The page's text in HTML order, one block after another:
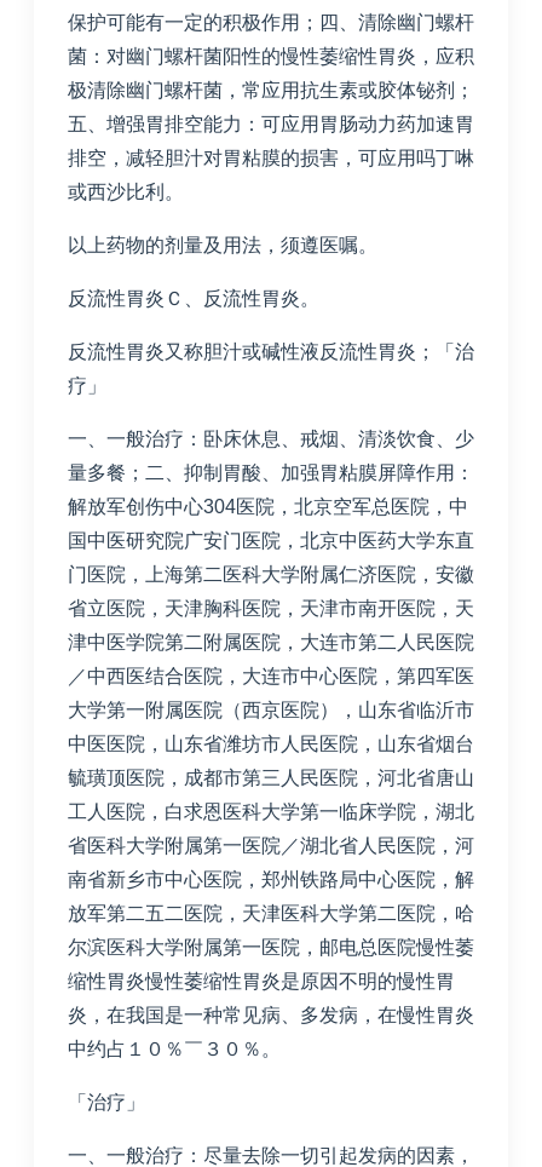
保护可能有一定的积极作用；四、清除幽门螺杆
菌：对幽门螺杆菌阳性的慢性萎缩性胃炎，应积
极清除幽门螺杆菌，常应用抗生素或胶体铋剂；
五、增强胃排空能力：可应用胃肠动力药加速胃
排空，减轻胆汁对胃粘膜的损害，可应用吗丁啉
或西沙比利。
以上药物的剂量及用法，须遵医嘱。
反流性胃炎Ｃ、反流性胃炎。
反流性胃炎又称胆汁或碱性液反流性胃炎；「治
疗」
一、一般治疗：卧床休息、戒烟、清淡饮食、少
量多餐；二、抑制胃酸、加强胃粘膜屏障作用：
解放军创伤中心304医院，北京空军总医院，中
国中医研究院广安门医院，北京中医药大学东直
门医院，上海第二医科大学附属仁济医院，安徽
省立医院，天津胸科医院，天津市南开医院，天
津中医学院第二附属医院，大连市第二人民医院
／中西医结合医院，大连市中心医院，第四军医
大学第一附属医院（西京医院），山东省临沂市
中医医院，山东省潍坊市人民医院，山东省烟台
毓璜顶医院，成都市第三人民医院，河北省唐山
工人医院，白求恩医科大学第一临床学院，湖北
省医科大学附属第一医院／湖北省人民医院，河
南省新乡市中心医院，郑州铁路局中心医院，解
放军第二五二医院，天津医科大学第二医院，哈
尔滨医科大学附属第一医院，邮电总医院慢性萎
缩性胃炎慢性萎缩性胃炎是原因不明的慢性胃
炎，在我国是一种常见病、多发病，在慢性胃炎
中约占１０％￣３０％。
「治疗」
一、一般治疗：尽量去除一切引起发病的因素，